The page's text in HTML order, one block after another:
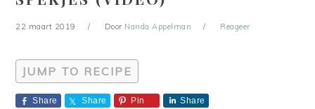
22 maart 2019 Door Nanda Appelman Reageer
JUMP TO RECIPE
Share Share Pin Share